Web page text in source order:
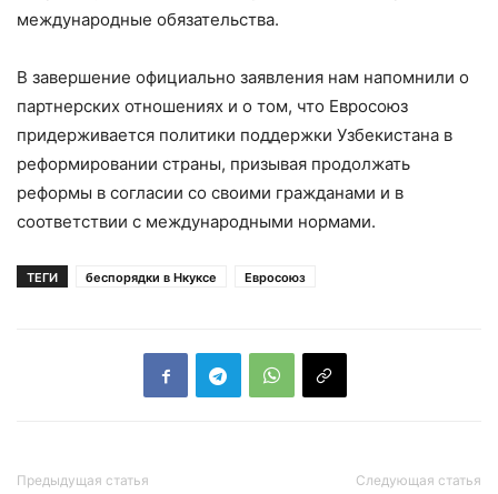
международные обязательства.
В завершение официально заявления нам напомнили о
партнерских отношениях и о том, что Евросоюз
придерживается политики поддержки Узбекистана в
реформировании страны, призывая продолжать
реформы в согласии со своими гражданами и в
соответствии с международными нормами.
ТЕГИ беспорядки в Нкуксе Евросоюз
Предыдущая статья Следующая статья